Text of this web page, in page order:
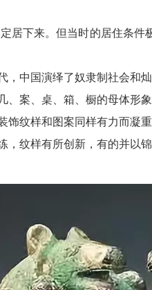
下来。但当时的居住条件
国演绎了奴隶制社会和灿
案、桌、箱、橱的母体形象
纹样和图案同样有力而凝重
样有所创新，有的并以锦